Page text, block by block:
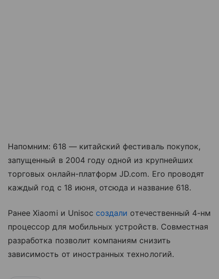
Напомним: 618 — китайский фестиваль покупок,
запущенный в 2004 году одной из крупнейших
торговых онлайн-платформ JD.com. Его проводят
каждый год с 18 июня, отсюда и название 618.
Ранее Xiaomi и Unisoc создали отечественный 4-нм
процессор для мобильных устройств. Совместная
разработка позволит компаниям снизить
зависимость от иностранных технологий.